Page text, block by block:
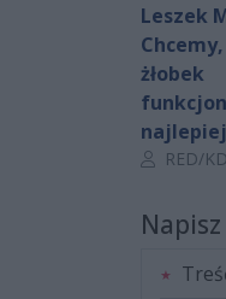
Leszek
żłobek
AutorRED/KD